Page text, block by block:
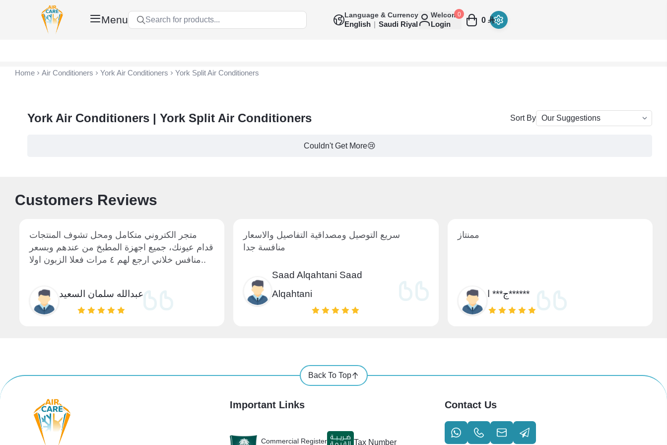
Menu Search for products...
Language & Currency
English | Saudi Riyal
Welcome
Login
0
0
Home Air Conditioners York Air Conditioners York Split Air Conditioners
York Air Conditioners | York Split Air Conditioners Sort By
Couldn't Get More😢
Customers Reviews
متجر الكتروني متكامل ومحل تشوف المنتجات
قدام عيونك، جميع اجهزة المطبخ من عندهم وبسعر
منافس خلاني ارجع لهم ٤ مرات فعلا الزبون اولا..
عبدالله سلمان السعيد
سريع التوصيل ومصداقية التفاصيل والاسعار
منافسة جدا
Saad Alqahtani Saad
Alqahtani
ممنتاز
ج*** ا******
Back To Top
Important Links
Commercial Register Tax Number
Contact Us